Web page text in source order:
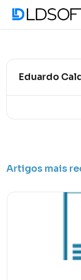
Eduardo
Artigos mais